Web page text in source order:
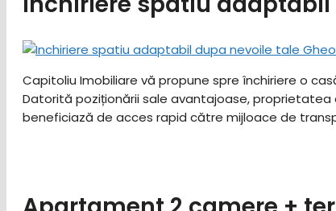
Capitoliu Imobiliare vă propune spre închiriere o
Datorită poziționării sale avantajoase,
beneficiază de acces rapid către mijloace de